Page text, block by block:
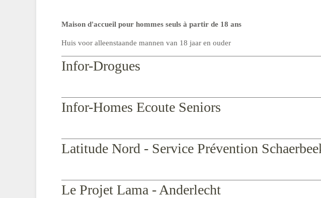
Maison d'accueil pour hommes seuls à partir de 18 ans
Huis voor alleenstaande mannen van 18 jaar en ouder
Infor-Drogues
Infor-Homes Ecoute Seniors
Latitude Nord - Service Prévention
Le Projet Lama - Anderlecht